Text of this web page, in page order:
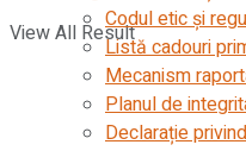
View All Result
Codul etic şi
Listă cadouri
Mecanism
Planul de
Declarație